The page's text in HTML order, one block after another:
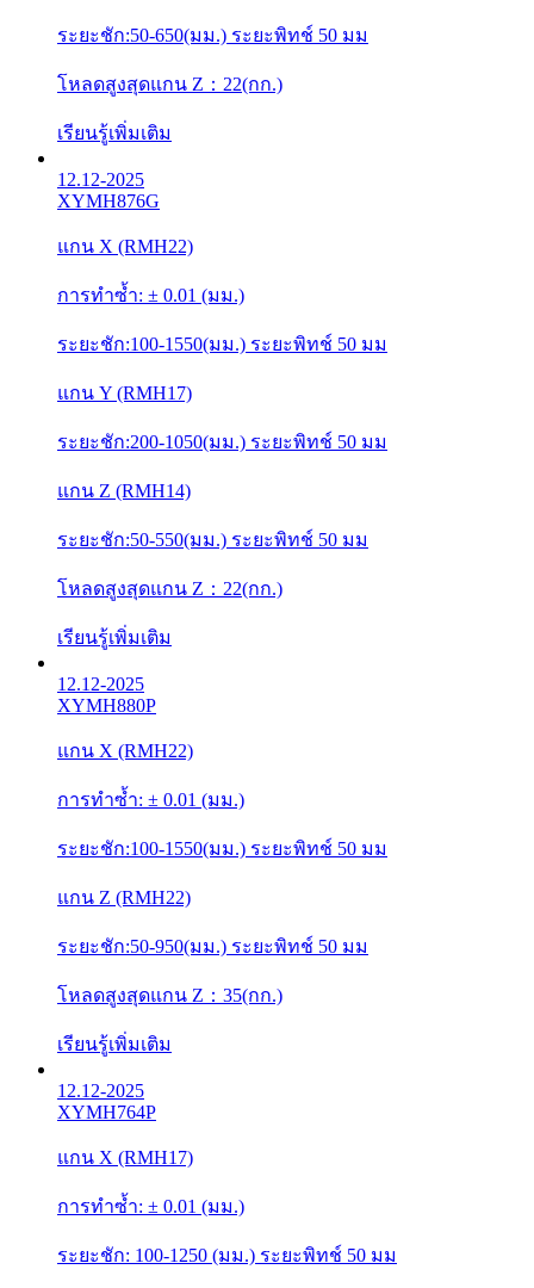
XYMH870G
แกน X (RMH22)
การทำซ้ำ: ± 0.01 (มม.)
ระยะชัก:100-1550(มม.) ระยะพิทช์ 50 มม
แกน Y (RMH17)
ระยะชัก:200-1050(มม.) ระยะพิทช์ 50 มม
โหลดสูงสุดแกน X：50(กก.)
เรียนรู้เพิ่มเติม